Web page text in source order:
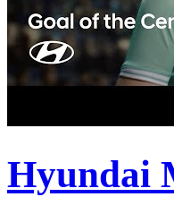
Hyundai